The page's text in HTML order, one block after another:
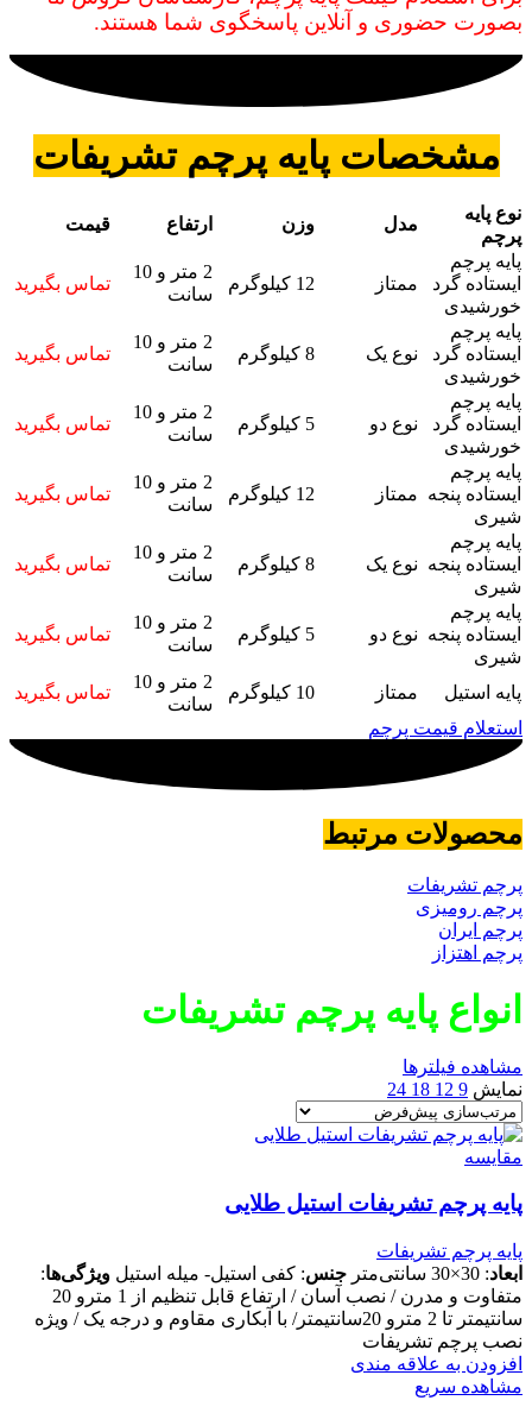
بصورت حضوری و آنلاین پاسخگوی شما هستند.
مشخصات پایه پرچم تشریفات
نوع پایه
پرچم
مدل وزن ارتفاع
قیمت
پایه پرچم
ایستاده گرد
خورشیدی
ممتاز 12 کیلوگرم
2 متر و 10
سانت
تماس بگیرید
پایه پرچم
ایستاده گرد
خورشیدی
نوع یک 8 کیلوگرم
2 متر و 10
سانت
تماس بگیرید
پایه پرچم
ایستاده گرد
خورشیدی
نوع دو 5 کیلوگرم
2 متر و 10
سانت
تماس بگیرید
پایه پرچم
ایستاده پنجه
شیری
ممتاز 12 کیلوگرم
2 متر و 10
سانت
تماس بگیرید
پایه پرچم
ایستاده پنجه
شیری
نوع یک 8 کیلوگرم
2 متر و 10
سانت
تماس بگیرید
پایه پرچم
ایستاده پنجه
شیری
نوع دو 5 کیلوگرم
2 متر و 10
سانت
تماس بگیرید
پایه استیل ممتاز 10 کیلوگرم
2 متر و 10
سانت
تماس بگیرید
استعلام قیمت پرچم
محصولات مرتبط
پرچم تشریفات
پرچم رومیزی
پرچم ایران
پرچم اهتزاز
انواع پایه پرچم تشریفات
مشاهده فیلترها
نمایش 9
12
18
24
مقایسه
پایه پرچم تشریفات استیل طلایی
پایه پرچم تشریفات
ابعاد: 30×30 سانتی‌متر جنس: کفی استیل- میله استیل ویژگی‌ها:
متفاوت و مدرن / نصب آسان / ارتفاع قابل تنظیم از 1 مترو 20
سانتیمتر تا 2 مترو 20سانتیمتر/ با آبکاری مقاوم و درجه یک / ویژه
نصب پرچم تشریفات
افزودن به علاقه مندی
مشاهده سریع